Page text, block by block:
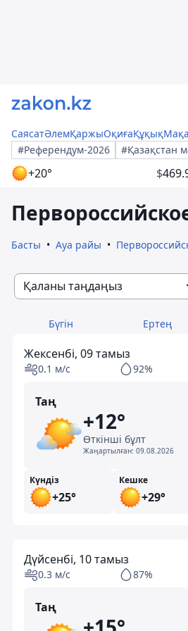
СаясатӘлемҚаржыОқиғаҚұқық
#Референдум-2026
#Қазақстан
+20° $
Басты Ауа райы
Қаланы таңдаңыз
Бүгін Ертең
Жексенбі, 09 тамыз
0.1 м/с 92%
Таң
+12°
Өткінші бұлт
Жаңартылған: 09.08.2026
Күндіз
+25°
Кешке
+29°
Дүйсенбі, 10 тамыз
0.3 м/с 87%
Таң